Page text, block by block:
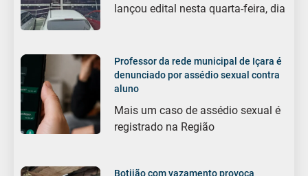
lançou edital nesta quarta-feira, dia
Professor da rede municipal de Içara é
denunciado por assédio sexual contra
aluno
Mais um caso de assédio sexual é
registrado na Região
Botijão com vazamento provoca